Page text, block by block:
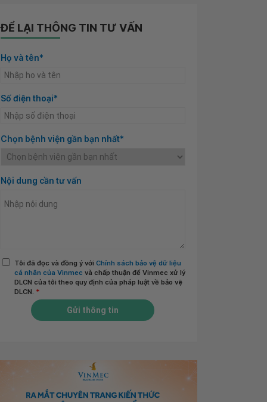
ĐỂ LẠI THÔNG TIN TƯ VẤN
Họ và tên*
Số điện thoại*
Chọn bệnh viện gần bạn nhất*
Nội dung cần tư vấn
Tôi đã đọc và đồng ý với Chính sách bảo vệ dữ liệu
cá nhân của Vinmec và chấp thuận để Vinmec xử lý
DLCN của tôi theo quy định của pháp luật về bảo vệ
DLCN. *
Gửi thông tin